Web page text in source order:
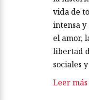
vida de
intensa
el amor,
libertad
sociales
Leer más